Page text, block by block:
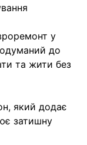
у
до
та жити без
який додає
затишну